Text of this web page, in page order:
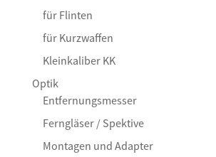
für Flinten
für Kurzwaffen
Kleinkaliber KK
Optik
Entfernungsmesser
Ferngläser / Spektive
Montagen und Adapter